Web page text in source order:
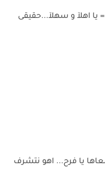
يا اهلآ و سهلآ...حقيقى
يا فرح... اهو نتشرف